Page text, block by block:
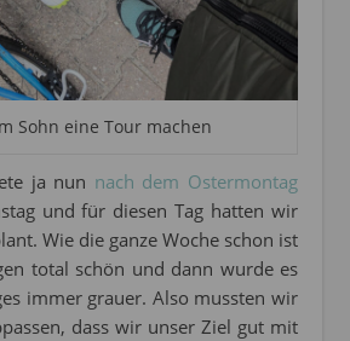
Sohn eine Tour machen
ja nun nach dem Ostermontag
und für diesen Tag hatten wir
Wie die ganze Woche schon ist
total schön und dann wurde es
immer grauer. Also mussten wir
dass wir unser Ziel gut mit